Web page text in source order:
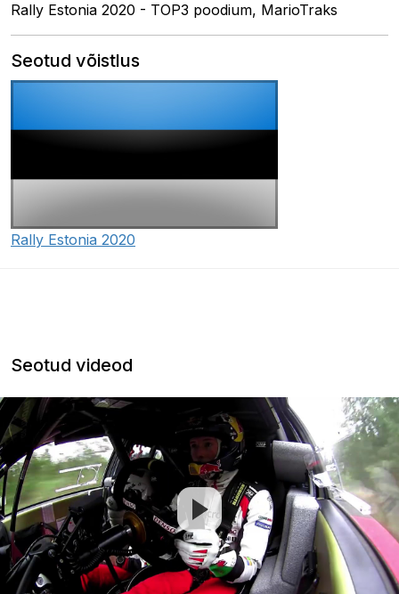
Rally Estonia 2020 - TOP3 poodium, MarioTraks
Seotud võistlus
Rally Estonia 2020
Seotud videod